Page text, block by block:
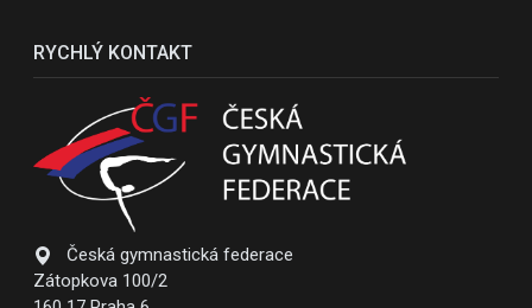
RYCHLÝ KONTAKT
Česká gymnastická federace
Zátopkova 100/2